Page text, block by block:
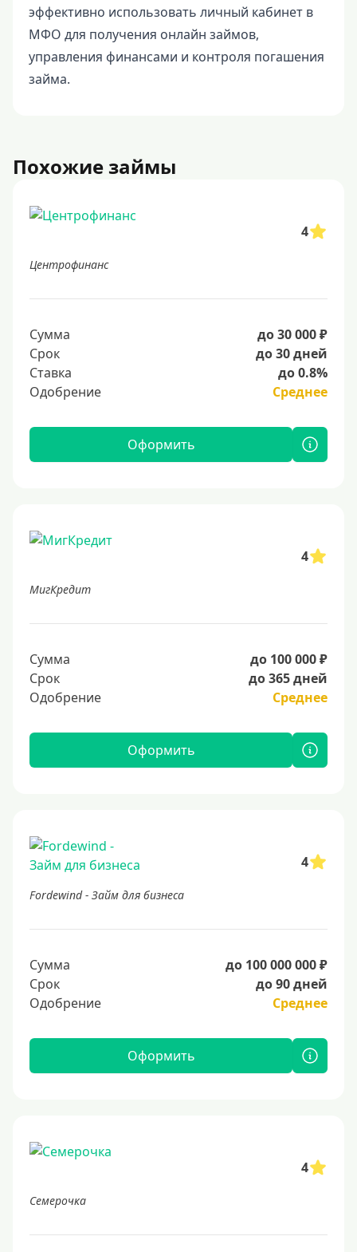
эффективно использовать личный кабинет в
МФО для получения онлайн займов,
управления финансами и контроля погашения
займа.
Похожие займы
4
Центрофинанс
Сумма
до 30 000 ₽
Срок
до 30 дней
Ставка
до 0.8%
Одобрение
Среднее
Оформить
4
МигКредит
Сумма
до 100 000 ₽
Срок
до 365 дней
Одобрение
Среднее
Оформить
4
Fordewind - Займ для бизнеса
Сумма
до 100 000 000 ₽
Срок
до 90 дней
Одобрение
Среднее
Оформить
4
Семерочка